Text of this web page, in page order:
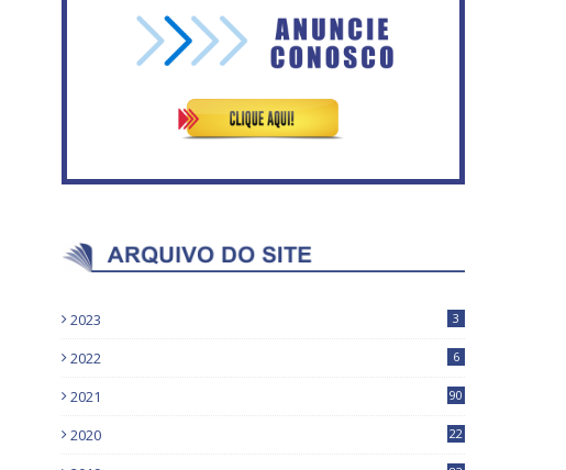
ASVECOM: Renúncia Ana
de consumidores estão
inadimplentes
2023 3
2022 6
2021 90
2020
22